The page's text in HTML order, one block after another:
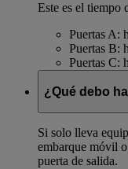
Este es el tiempo
Puertas A:
Puertas B:
Puertas C:
¿Qué debo
Si solo lleva
embarque móvil
puerta de salida.